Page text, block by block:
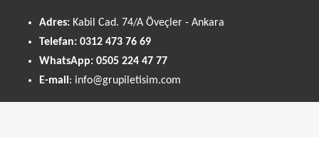
Adres: Kabil Cad. 74/A Öveçler - Ankara
Telefan: 0312 473 76 69
WhatsApp: 0505 224 47 77
E-mail : info@grupiletisim.com